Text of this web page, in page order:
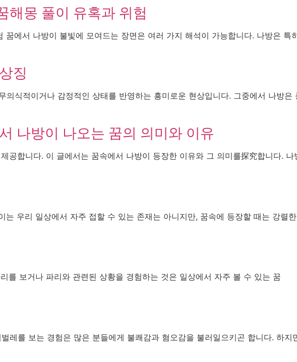
해몽 풀이 유혹과 위험
꿈에서 나방이 불빛에 모여드는 장면은 여러 가지 해석이 가능합니다. 나방은 특
징
의식적이거나 감정적인 상태를 반영하는 흥미로운 현상입니다. 그중에서 나방은
나방이 나오는 꿈의 의미와 이유
공합니다. 이 글에서는 꿈속에서 나방이 등장한 이유와 그 의미를探究합니다. 나
는 우리 일상에서 자주 접할 수 있는 존재는 아니지만, 꿈속에 등장할 때는 강렬
를 보거나 파리와 관련된 상황을 경험하는 것은 일상에서 자주 볼 수 있는 꿈
레를 보는 경험은 많은 분들에게 불쾌감과 혐오감을 불러일으키곤 합니다. 하